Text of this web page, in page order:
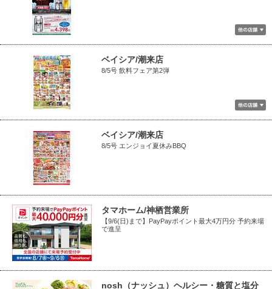
ベイシア/潮来店
8/5号 飲料フェア第2弾
ベイシア/潮来店
8/5号 エンジョイ夏休みBBQ
タマホーム/神栖営業所
【9/6(日)まで】PayPayポイント最大4万円分 予約来場
で進呈
nosh（ナッシュ）ヘルシー・糖質と塩分